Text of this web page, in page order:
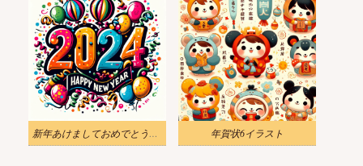
新年あけましておめでとうございます 2024 Png イラスト 年賀状6イラスト